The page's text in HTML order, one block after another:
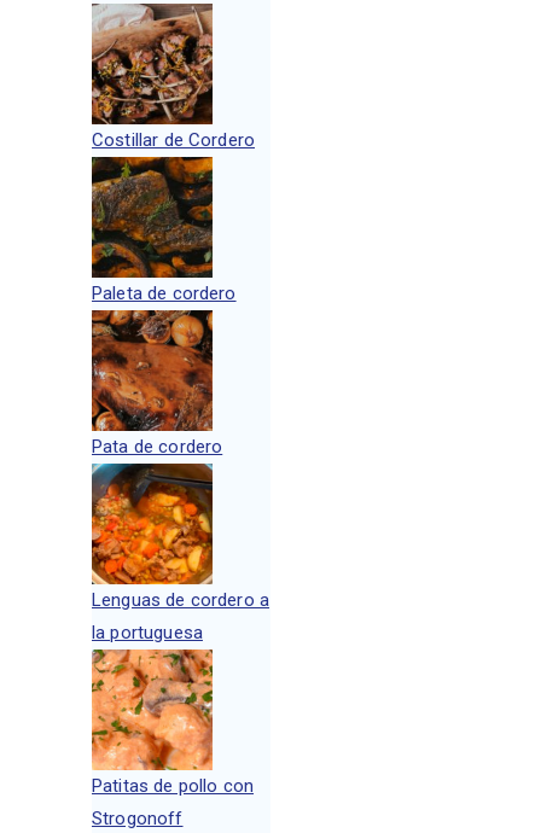
Costillar de Cordero
Paleta de cordero
Pata de cordero
Lenguas de cordero a
la portuguesa
Patitas de pollo con
Strogonoff